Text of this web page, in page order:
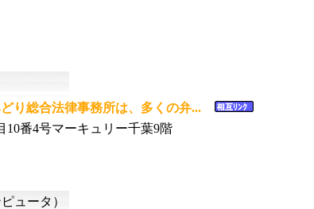
り総合法律事務所は、多くの弁...
番4号マーキュリー千葉9階
ュータ）